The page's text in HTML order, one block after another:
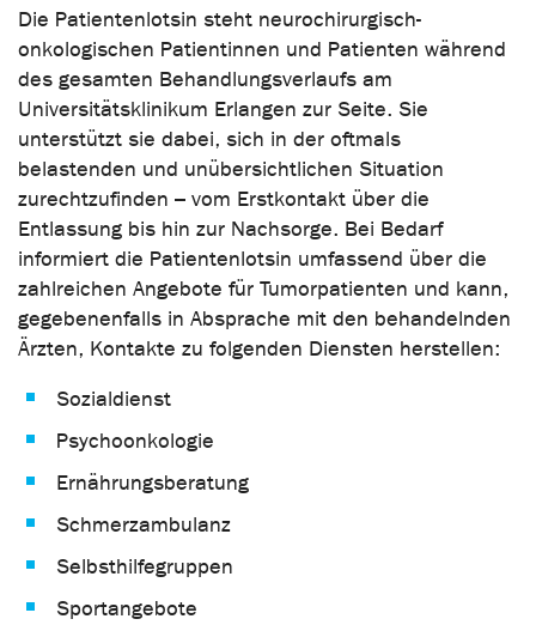
Die Patientenlotsin steht neurochirurgisch-
onkologischen Patientinnen und Patienten während
des gesamten Behandlungsverlaufs am
Universitätsklinikum Erlangen zur Seite. Sie
unterstützt sie dabei, sich in der oftmals
belastenden und unübersichtlichen Situation
zurechtzufinden – vom Erstkontakt über die
Entlassung bis hin zur Nachsorge. Bei Bedarf
informiert die Patientenlotsin umfassend über die
zahlreichen Angebote für Tumorpatienten und kann,
gegebenenfalls in Absprache mit den behandelnden
Ärzten, Kontakte zu folgenden Diensten herstellen:
Sozialdienst
Psychoonkologie
Ernährungsberatung
Schmerzambulanz
Selbsthilfegruppen
Sportangebote